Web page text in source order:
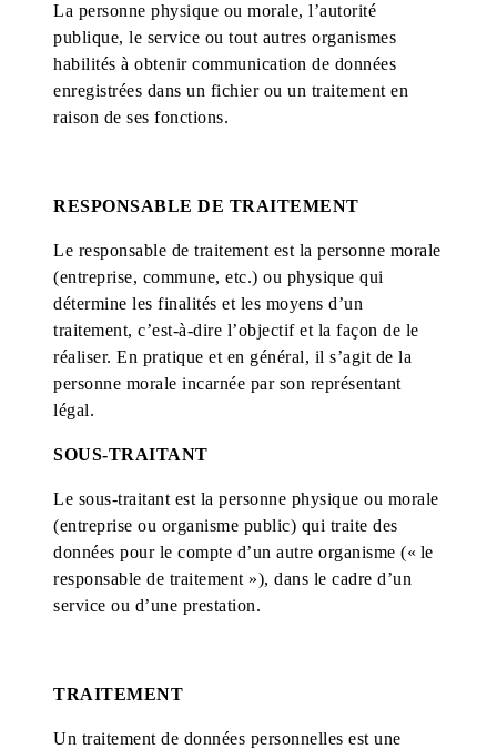
La personne physique ou morale, l’autorité
publique, le service ou tout autres organismes
habilités à obtenir communication de données
enregistrées dans un fichier ou un traitement en
raison de ses fonctions.
RESPONSABLE DE TRAITEMENT
Le responsable de traitement est la personne morale
(entreprise, commune, etc.) ou physique qui
détermine les finalités et les moyens d’un
traitement, c’est-à-dire l’objectif et la façon de le
réaliser. En pratique et en général, il s’agit de la
personne morale incarnée par son représentant
légal.
SOUS-TRAITANT
Le sous-traitant est la personne physique ou morale
(entreprise ou organisme public) qui traite des
données pour le compte d’un autre organisme (« le
responsable de traitement »), dans le cadre d’un
service ou d’une prestation.
TRAITEMENT
Un traitement de données personnelles est une